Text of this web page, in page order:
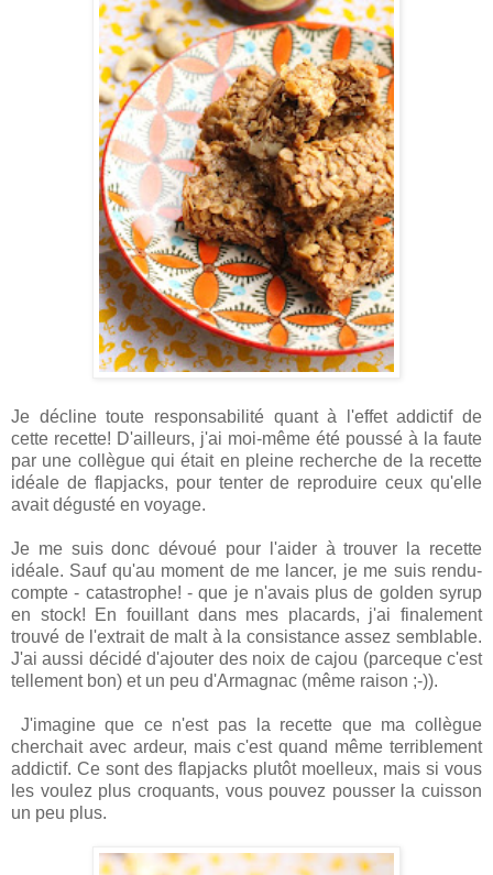
Je décline toute responsabilité quant à l'effet addictif de
cette recette! D'ailleurs, j'ai moi-même été poussé à la faute
par une collègue qui était en pleine recherche de la recette
idéale de flapjacks, pour tenter de reproduire ceux qu'elle
avait dégusté en voyage.
Je me suis donc dévoué pour l'aider à trouver la recette
idéale. Sauf qu'au moment de me lancer, je me suis rendu-
compte - catastrophe! - que je n'avais plus de golden syrup
en stock! En fouillant dans mes placards, j'ai finalement
trouvé de l'extrait de malt à la consistance assez semblable.
J'ai aussi décidé d'ajouter des noix de cajou (parceque c'est
tellement bon) et un peu d'Armagnac (même raison ;-)).
J'imagine que ce n'est pas la recette que ma collègue
cherchait avec ardeur, mais c'est quand même terriblement
addictif. Ce sont des flapjacks plutôt moelleux, mais si vous
les voulez plus croquants, vous pouvez pousser la cuisson
un peu plus.